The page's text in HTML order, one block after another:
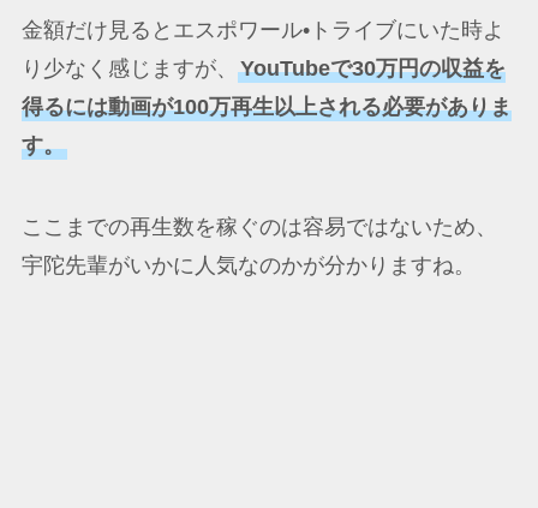
金額だけ見るとエスポワール•トライブにいた時よ
り少なく感じますが、 YouTubeで30万円の収益を
得るには動画が100万再生以上される必要がありま
す。
ここまでの再生数を稼ぐのは容易ではないため、
宇陀先輩がいかに人気なのかが分かりますね。